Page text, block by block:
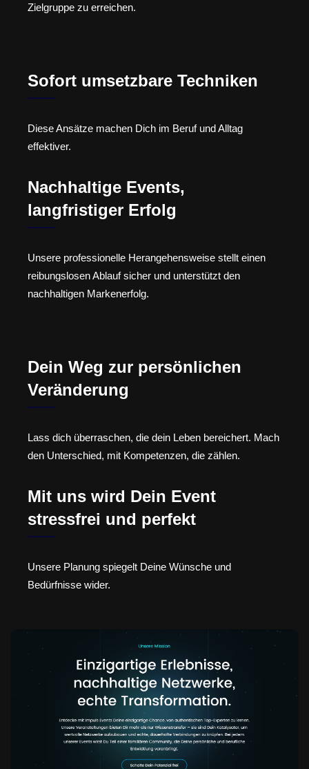
Zielgruppe zu erreichen.
Sofort umsetzbare Techniken
Diese Ansätze machen Dich im Beruf und Alltag
effektiver.
Nachhaltige Events,
langfristiger Erfolg
Unsere professionelle Herangehensweise stellt einen
reibungslosen Ablauf sicher und unterstützt den
nachhaltigen Markenerfolg.
Dein Weg zur persönlichen
Veränderung
Lass dich überraschen, die dein Leben bereichert. Mach
den Unterschied, mit Kompetenzen, die zählen.
Mit uns wird Dein Event
stressfrei und perfekt
Unsere Planung spiegelt Deine Wünsche und
Bedürfnisse wider.